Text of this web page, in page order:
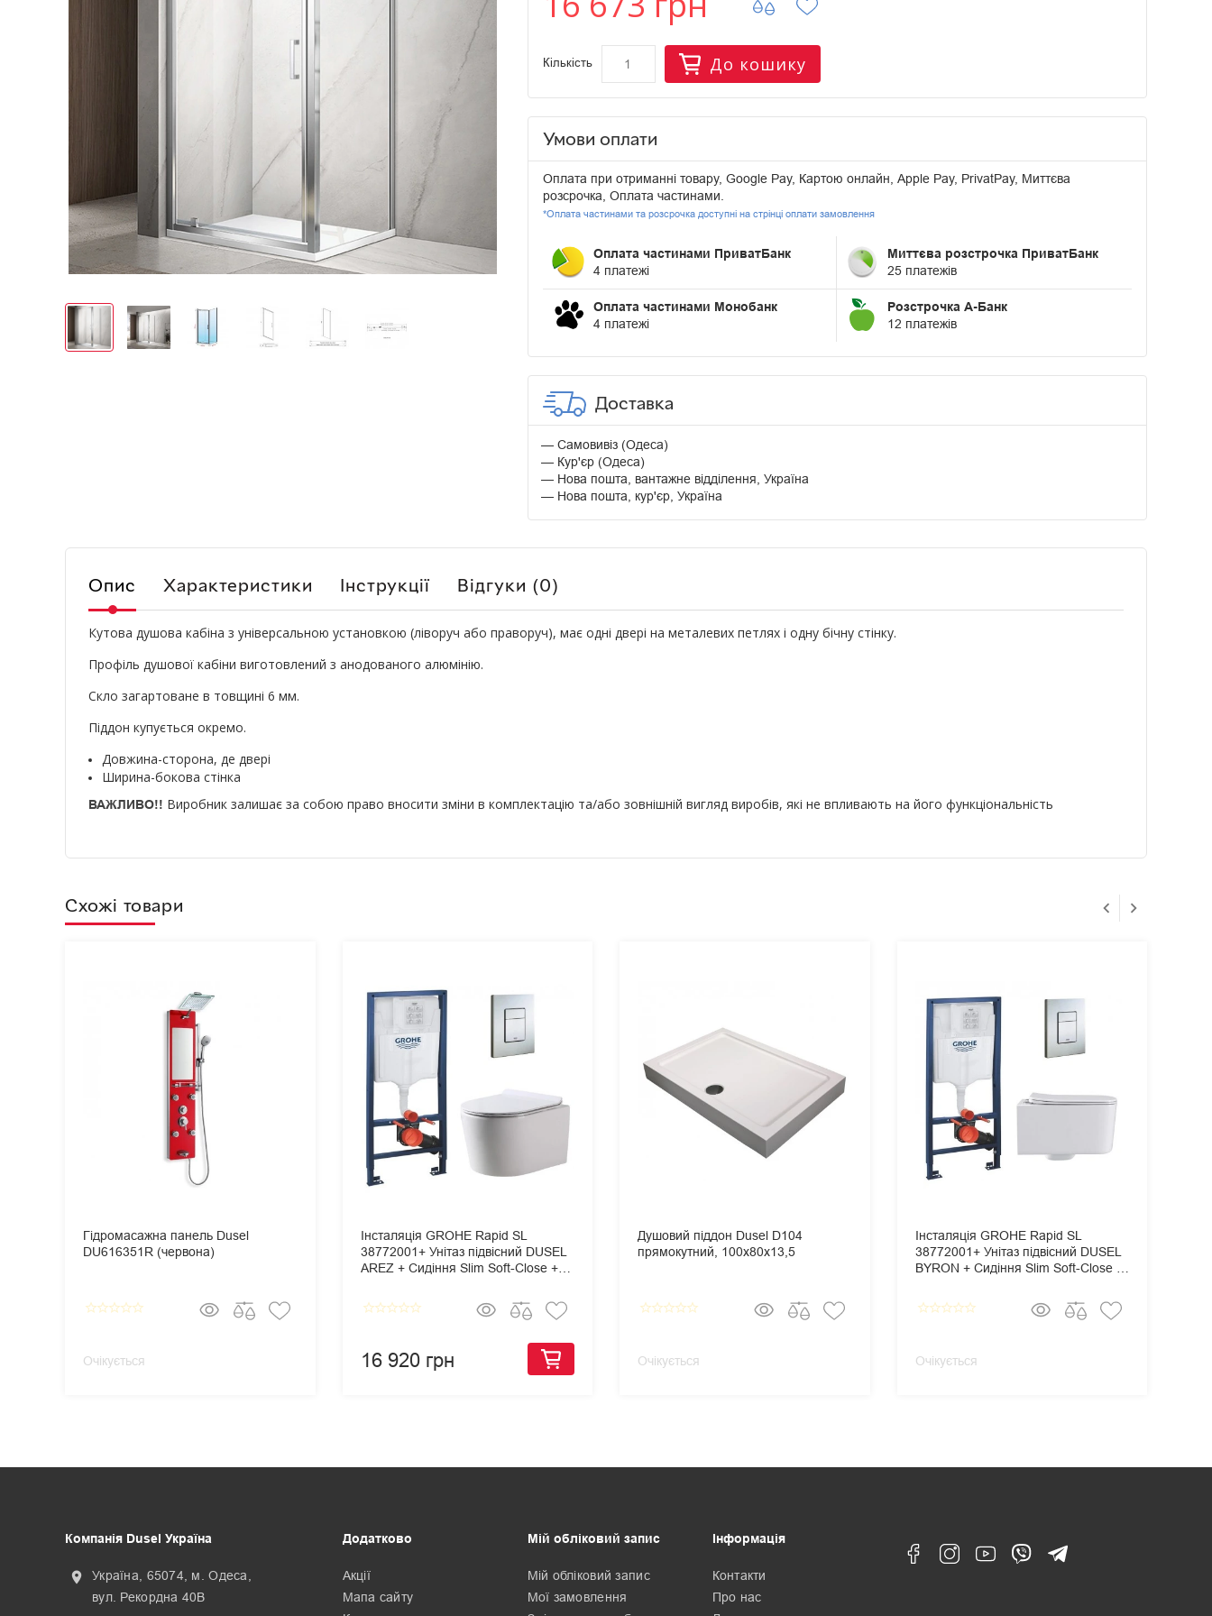
Кількість До кошику
Умови оплати
Оплата при отриманні товару, Google Pay, Картою онлайн, Apple Pay, PrivatPay, Миттєва
розсрочка, Оплата частинами.
*Оплата частинами та розсрочка доступні на стрінці оплати замовлення
Оплата частинами ПриватБанк
4 платежі
Миттєва розстрочка ПриватБанк
25 платежів
Оплата частинами Монобанк
4 платежі
Розстрочка А-Банк
12 платежів
Доставка
Самовивіз (Одеса)
Кур'єр (Одеса)
Нова пошта, вантажне відділення, Україна
Нова пошта, кур'єр, Україна
Опис Характеристики Інструкції Відгуки (0)
Кутова душова кабіна з універсальною установкою (ліворуч або праворуч), має одні двері на металевих петлях і одну бічну стінку.
Профіль душової кабіни виготовлений з анодованого алюмінію.
Скло загартоване в товщині 6 мм.
Піддон купується окремо.
Довжина-сторона, де двері
Ширина-бокова стінка
ВАЖЛИВО!! Виробник залишає за собою право вносити зміни в комплектацію та/або зовнішній вигляд виробів, які не впливають на його функціональність
Схожі товари
Гідромасажна панель Dusel
DU616351R (червона)
star_borderstar_borderstar_borderstar_borderstar_border
Очікується
Інсталяція GROHE Rapid SL
38772001+ Унітаз підвісний DUSEL
AREZ + Сидіння Slim Soft-Close +
Cosmopolitan
star_borderstar_borderstar_borderstar_borderstar_border
16 920 грн
Душовий піддон Dusel D104
прямокутний, 100х80х13,5
star_borderstar_borderstar_borderstar_borderstar_border
Очікується
Інсталяція GROHE Rapid SL
38772001+ Унітаз підвісний DUSEL
BYRON + Сидіння Slim Soft-Close +
Cosmopolitan
star_borderstar_borderstar_borderstar_borderstar_border
Очікується
Компанія Dusel Україна
location_on
Україна, 65074, м. Одеса,
вул. Рекордна 40В
Додатково
Акції
Мапа сайту
Мій обліковий запис
Мій обліковий запис
Мої замовлення
Інформація
Контакти
Про нас